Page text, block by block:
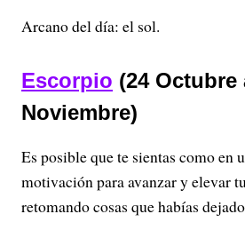
Arcano del día: el sol.
Escorpio (24 Octubre
Noviembre)
Es posible que te sientas como en
motivación para avanzar y elevar
retomando cosas que habías